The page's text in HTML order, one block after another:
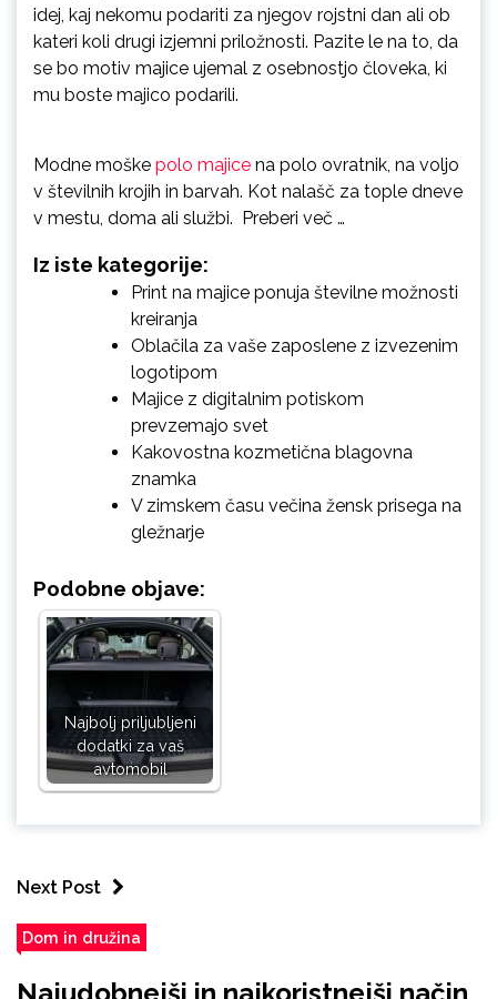
idej, kaj nekomu podariti za njegov rojstni dan ali ob
kateri koli drugi izjemni priložnosti. Pazite le na to, da
se bo motiv majice ujemal z osebnostjo človeka, ki
mu boste majico podarili.
Modne moške polo majice na polo ovratnik, na voljo
v številnih krojih in barvah. Kot nalašč za tople dneve
v mestu, doma ali službi. Preberi več …
Iz iste kategorije:
Print na majice ponuja številne možnosti
kreiranja
Oblačila za vaše zaposlene z izvezenim
logotipom
Majice z digitalnim potiskom
prevzemajo svet
Kakovostna kozmetična blagovna
znamka
V zimskem času večina žensk prisega na
gležnarje
Podobne objave:
Najbolj priljubljeni
dodatki za vaš
avtomobil
Next Post
Dom in družina
Najudobnejši in najkoristnejši način